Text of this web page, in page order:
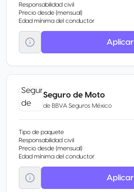
Responsabilidad civil
Precio desde (mensual)
Edad mínima del conductor
Aplicar
Seguro de Moto
de BBVA Seguros México
Tipo de paquete
Responsabilidad civil
Precio desde (mensual)
Edad mínima del conductor
Aplicar